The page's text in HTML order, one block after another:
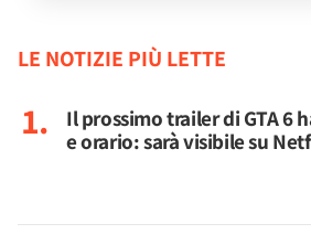
LE NOTIZIE PIÙ LETTE
Il prossimo trailer di GTA 6
e orario: sarà visibile su